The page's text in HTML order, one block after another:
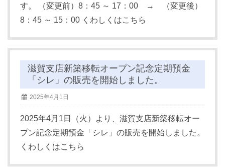
す。 （変更前）8：45 ～ 17：00 → （変更後）
8：45 ～ 15：00 くわしくはこちら
滋賀支店新築移転オープン記念定期預金
「シレ」の販売を開始しました。
2025年4月1日
2025年4月1日（火）より、滋賀支店新築移転オー
プン記念定期預金「シレ」の販売を開始しました。
くわしくはこちら